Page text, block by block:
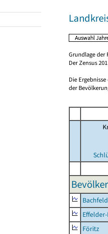
Grundlage der
Der Zensus
Die
der
Bachfeld
Föritz